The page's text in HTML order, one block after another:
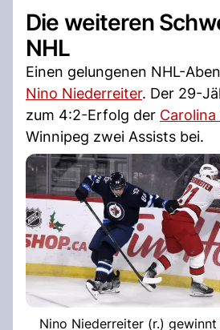
Die weiteren
NHL
Einen gelungenen NHL-
Nino Niederreiter. Der 29-
zum 4:2-Erfolg der
Winnipeg zwei Assists bei.
Nino Niederreiter (r.)